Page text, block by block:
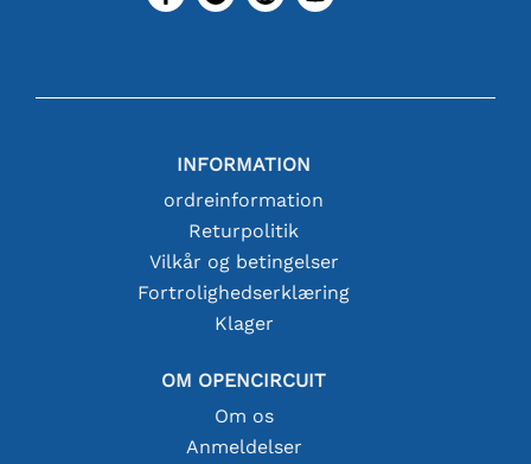
INFORMATION
ordreinformation
Returpolitik
Vilkår og betingelser
Fortrolighedserklæring
Klager
OM OPENCIRCUIT
Om os
Anmeldelser